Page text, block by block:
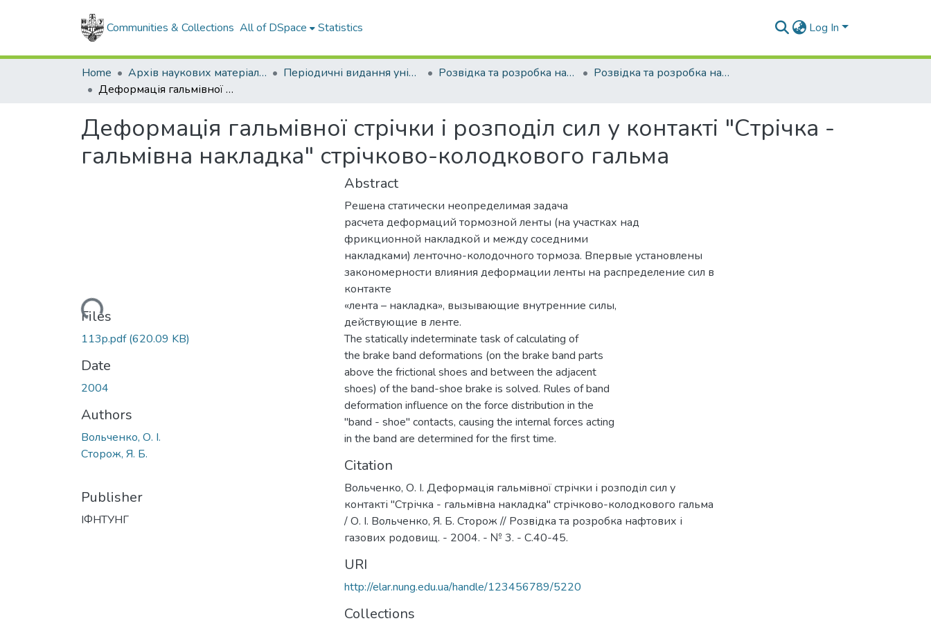
Communities & Collections All of DSpace Statistics Log In
Home Архів наукових матеріалів Періодичні видання університету Розвідка та розробка нафтових і газових родовищ
Розвідка та розробка нафтових і газових родовищ - 2004 - №3
Деформація гальмівної стрічки і розподіл сил у контакті "Стрічка - гальмівна накладка" стрічково-колодкового гальма
Деформація гальмівної стрічки і розподіл сил у контакті "Стрічка -
гальмівна накладка" стрічково-колодкового гальма
Loading...
Files
113p.pdf(620.09 KB)
Date
2004
Authors
Вольченко, О. І.
Сторож, Я. Б.
Publisher
ІФНТУНГ
Abstract
Решена статически неопределимая задача
расчета деформаций тормозной ленты (на участках над
фрикционной накладкой и между соседними
накладками) ленточно-колодочного тормоза. Впервые установлены
закономерности влияния деформации ленты на распределение сил в
контакте
«лента – накладка», вызывающие внутренние силы,
действующие в ленте.
The statically indeterminate task of calculating of
the brake band deformations (on the brake band parts
above the frictional shoes and between the adjacent
shoes) of the band-shoe brake is solved. Rules of band
deformation influence on the force distribution in the
"band - shoe" contacts, causing the internal forces acting
in the band are determined for the first time.
Citation
Вольченко, О. І. Деформація гальмівної стрічки і розподіл сил у
контакті "Стрічка - гальмівна накладка" стрічково-колодкового гальма
/ О. І. Вольченко, Я. Б. Сторож // Розвідка та розробка нафтових і
газових родовищ. - 2004. - № 3. - С.40-45.
URI
http://elar.nung.edu.ua/handle/123456789/5220
Collections